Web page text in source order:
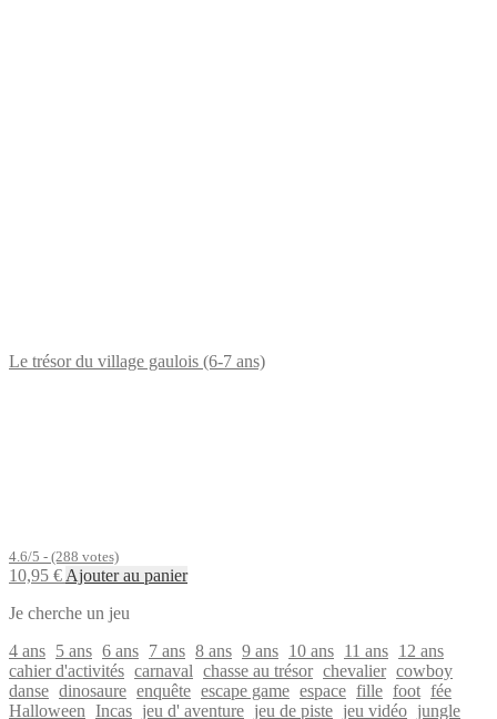
Le trésor du village gaulois (6-7 ans)
4.6/5 - (288 votes)
10,95 € Ajouter au panier
Je cherche un jeu
4 ans 5 ans 6 ans 7 ans 8 ans 9 ans 10 ans 11 ans 12 ans
cahier d'activités carnaval chasse au trésor chevalier cowboy
danse dinosaure enquête escape game espace fille foot fée
Halloween Incas jeu d' aventure jeu de piste jeu vidéo jungle